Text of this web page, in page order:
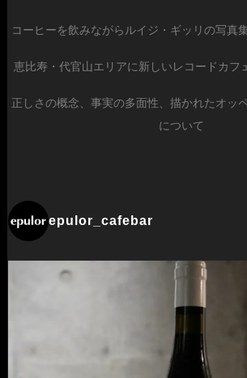
コーヒーを飲みながらルイジ・ギッリの写真
恵比寿・代官山エリアに新しいレコードカフ
正しさの概念、事実の多面性、描かれたオッ
について
epulor_cafebar